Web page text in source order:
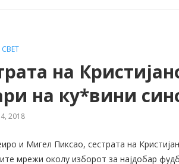
СВЕТ
на
на ку*вини
2018
и Мигел Пиксао, сестрата на
мрежи околу изборот за најдобар